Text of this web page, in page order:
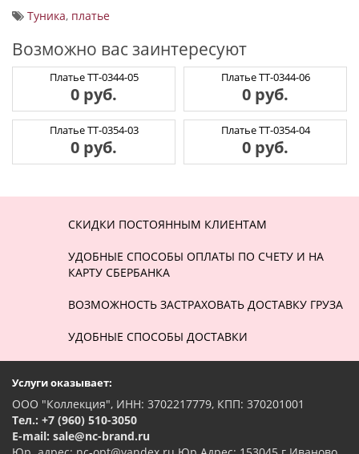
Туника, платье
Возможно вас заинтересуют
Платье ТТ-0344-05
0 руб.
Платье ТТ-0344-06
0 руб.
Платье ТТ-0354-03
0 руб.
Платье ТТ-0354-04
0 руб.
СКИДКИ ПОСТОЯННЫМ КЛИЕНТАМ
УДОБНЫЕ СПОСОБЫ ОПЛАТЫ ПО СЧЕТУ И НА
КАРТУ СБЕРБАНКА
ВОЗМОЖНОСТЬ ЗАСТРАХОВАТЬ ДОСТАВКУ ГРУЗА
УДОБНЫЕ СПОСОБЫ ДОСТАВКИ
Услуги оказывает:
ООО "Коллекция", ИНН: 3702217779, КПП: 370201001
Тел.: +7 (960) 510-3050
E-mail: sale@nc-brand.ru